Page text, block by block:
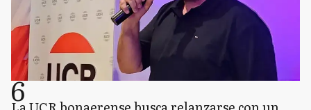
6